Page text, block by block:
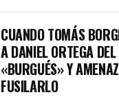
CUANDO TOMÁS
A DANIEL ORTEGA
«BURGUÉS» Y
FUSILARLO